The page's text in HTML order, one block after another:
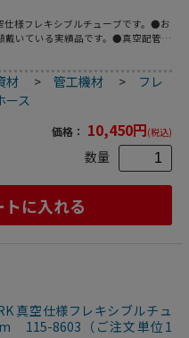
様フレキシブルチューブです。●お
戴いている実績品です。●真空配管
フランジサイズ：NW16●適合流
温度範囲：-196～150℃(シール材の
)●Heリーク試験：1.33×10[[の-10
●フレキ部：ステンレス
：ステンレス(SUS316L)
材 >管工機材 > フレ
ース
価格： 10,450円(税込)
数量
トに入れる
真空仕様フレキシブルチュ
115-8603（ご注文単位1